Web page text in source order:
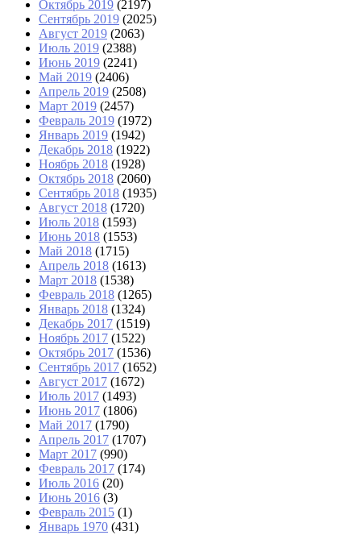
Октябрь 2019 (2197)
Сентябрь 2019 (2025)
Август 2019 (2063)
Июль 2019 (2388)
Июнь 2019 (2241)
Май 2019 (2406)
Апрель 2019 (2508)
Март 2019 (2457)
Февраль 2019 (1972)
Январь 2019 (1942)
Декабрь 2018 (1922)
Ноябрь 2018 (1928)
Октябрь 2018 (2060)
Сентябрь 2018 (1935)
Август 2018 (1720)
Июль 2018 (1593)
Июнь 2018 (1553)
Май 2018 (1715)
Апрель 2018 (1613)
Март 2018 (1538)
Февраль 2018 (1265)
Январь 2018 (1324)
Декабрь 2017 (1519)
Ноябрь 2017 (1522)
Октябрь 2017 (1536)
Сентябрь 2017 (1652)
Август 2017 (1672)
Июль 2017 (1493)
Июнь 2017 (1806)
Май 2017 (1790)
Апрель 2017 (1707)
Март 2017 (990)
Февраль 2017 (174)
Июль 2016 (20)
Июнь 2016 (3)
Февраль 2015 (1)
Январь 1970 (431)